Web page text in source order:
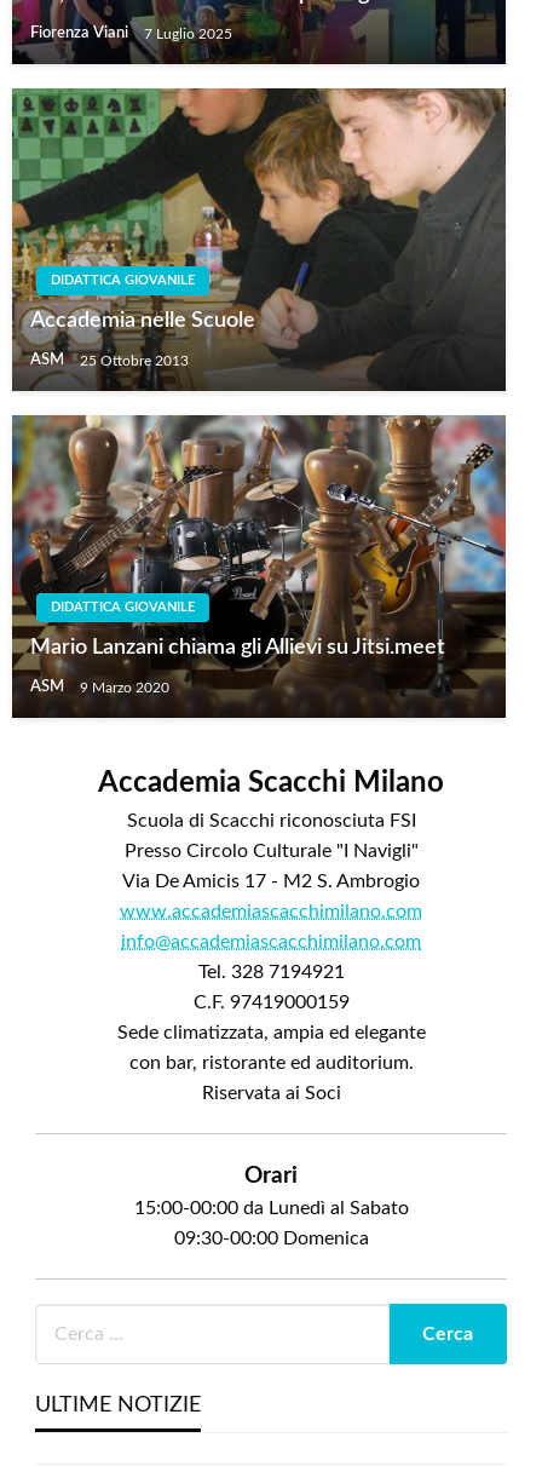
Fiorenza Viani 7 Luglio 2025
DIDATTICA GIOVANILE
Accademia nelle Scuole
ASM 25 Ottobre 2013
DIDATTICA GIOVANILE
Mario Lanzani chiama gli Allievi su Jitsi.meet
ASM 9 Marzo 2020
Accademia Scacchi Milano
Scuola di Scacchi riconosciuta FSI
Presso Circolo Culturale "I Navigli"
Via De Amicis 17 - M2 S. Ambrogio
www.accademiascacchimilano.com
info@accademiascacchimilano.com
Tel. 328 7194921
C.F. 97419000159
Sede climatizzata, ampia ed elegante
con bar, ristorante ed auditorium.
Riservata ai Soci
Orari
15:00-00:00 da Lunedì al Sabato
09:30-00:00 Domenica
ULTIME NOTIZIE